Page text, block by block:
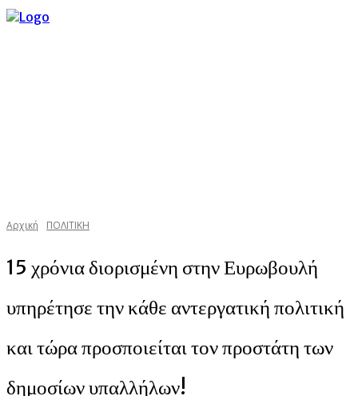
Αρχική ΠΟΛΙΤΙΚΗ
15 χρόνια διορισμένη στην Ευρωβουλή
υπηρέτησε την κάθε αντεργατική πολιτική
και τώρα προσποιείται τον προστάτη των
δημοσίων υπαλλήλων!